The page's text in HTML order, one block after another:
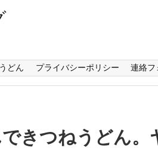
どん プライバシーポリシー 連絡フ
きつねうどん。